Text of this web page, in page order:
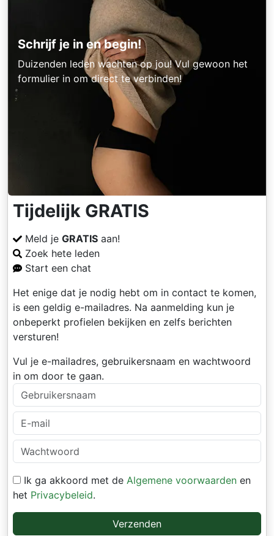
Schrijf je in en begin!
Duizenden leden wachten op jou! Vul gewoon het
formulier in om direct te verbinden!
Tijdelijk GRATIS
Meld je GRATIS aan!
Zoek hete leden
Start een chat
Het enige dat je nodig hebt om in contact te komen,
is een geldig e-mailadres. Na aanmelding kun je
onbeperkt profielen bekijken en zelfs berichten
versturen!
Vul je e-mailadres, gebruikersnaam en wachtwoord
in om door te gaan.
Ik ga akkoord met de Algemene voorwaarden en
het Privacybeleid.
Verzenden